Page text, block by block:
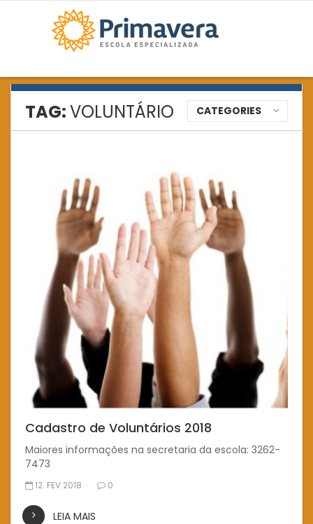
TAG:VOLUNTÁRIO CATEGORIES
Cadastro de Voluntários 2018
Maiores informações na secretaria da escola: 3262-
7473
12. FEV 2018 0
LEIA MAIS